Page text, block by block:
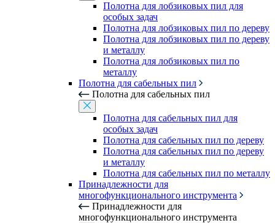
Полотна для лобзиковых пил для
особых задач
Полотна для лобзиковых пил по дереву
Полотна для лобзиковых пил по дереву
и металлу
Полотна для лобзиковых пил по
металлу
Полотна для сабельных пил
Полотна для сабельных пил
Полотна для сабельных пил для
особых задач
Полотна для сабельных пил по дереву
Полотна для сабельных пил по дереву
и металлу
Полотна для сабельных пил по металлу
Принадлежности для
многофункционального инструмента
Принадлежности для
многофункционального инструмента